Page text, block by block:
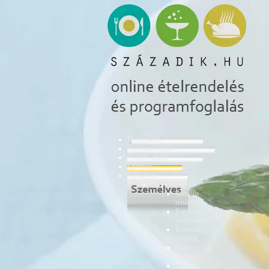
Ételrendelés
Programfoglalás
Asztalfoglalás
Éttermek
Személyes
Ételrendelés
Aktuális
rendelések
Korábbi